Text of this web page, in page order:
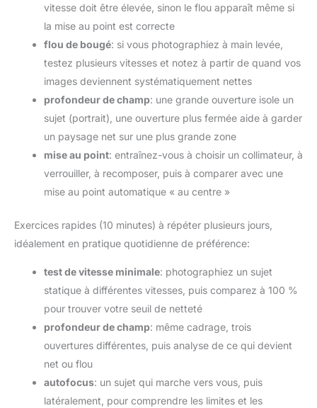
vitesse doit être élevée, sinon le flou apparaît même si
la mise au point est correcte
flou de bougé: si vous photographiez à main levée,
testez plusieurs vitesses et notez à partir de quand vos
images deviennent systématiquement nettes
profondeur de champ: une grande ouverture isole un
sujet (portrait), une ouverture plus fermée aide à garder
un paysage net sur une plus grande zone
mise au point: entraînez-vous à choisir un collimateur, à
verrouiller, à recomposer, puis à comparer avec une
mise au point automatique « au centre »
Exercices rapides (10 minutes) à répéter plusieurs jours,
idéalement en pratique quotidienne de préférence:
test de vitesse minimale: photographiez un sujet
statique à différentes vitesses, puis comparez à 100 %
pour trouver votre seuil de netteté
profondeur de champ: même cadrage, trois
ouvertures différentes, puis analyse de ce qui devient
net ou flou
autofocus: un sujet qui marche vers vous, puis
latéralement, pour comprendre les limites et les